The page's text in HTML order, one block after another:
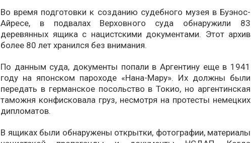
Во время подготовки к созданию судебного музея в Буэнос-
Айресе, в подвалах Верховного суда обнаружили 83
деревянных ящика с нацистскими документами. Этот архив
более 80 лет хранился без внимания.
По данным суда, документы попали в Аргентину еще в 1941
году на японском пароходе «Нана-Мару». Их должны были
передать в германское посольство в Токио, но аргентинская
таможня конфисковала груз, несмотря на протесты немецких
дипломатов.
В ящиках были обнаружены открытки, фотографии, материалы